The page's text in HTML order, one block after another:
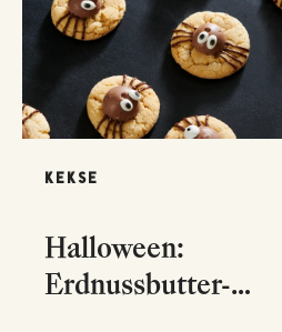
KEKSE
Halloween:
Erdnussbutter-